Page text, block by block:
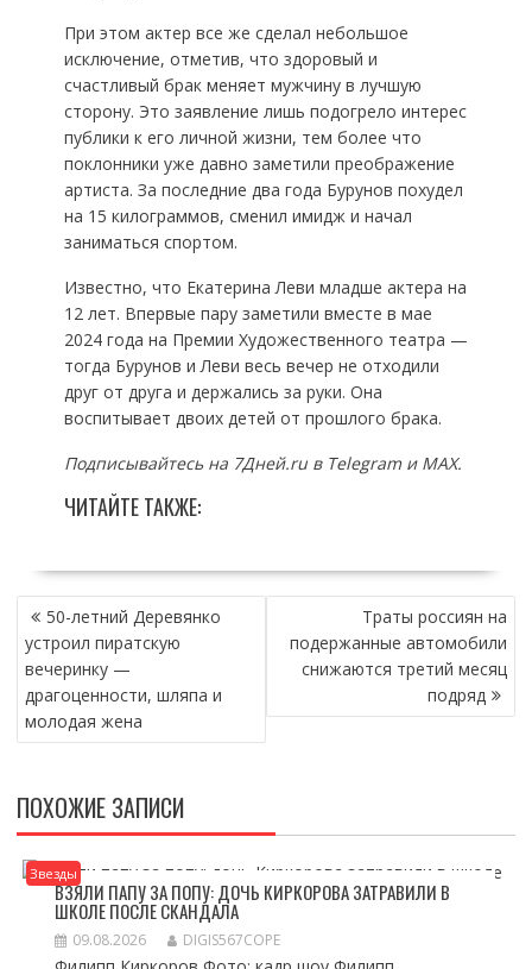
При этом актер все же сделал небольшое
исключение, отметив, что здоровый и
счастливый брак меняет мужчину в лучшую
сторону. Это заявление лишь подогрело интерес
публики к его личной жизни, тем более что
поклонники уже давно заметили преображение
артиста. За последние два года Бурунов похудел
на 15 килограммов, сменил имидж и начал
заниматься спортом.
Известно, что Екатерина Леви младше актера на
12 лет. Впервые пару заметили вместе в мае
2024 года на Премии Художественного театра —
тогда Бурунов и Леви весь вечер не отходили
друг от друга и держались за руки. Она
воспитывает двоих детей от прошлого брака.
Подписывайтесь на 7Дней.ru в Telegram и MAX.
ЧИТАЙТЕ ТАКЖЕ:
НАВИГАЦИЯ
ПО
ЗАПИСЯМ
50-летний Деревянко
устроил пиратскую
вечеринку —
драгоценности, шляпа и
молодая жена
Траты россиян на
подержанные автомобили
снижаются третий месяц
подряд
ПОХОЖИЕ ЗАПИСИ
Звезды
ВЗЯЛИ ПАПУ ЗА ПОПУ: ДОЧЬ КИРКОРОВА ЗАТРАВИЛИ В
ШКОЛЕ ПОСЛЕ СКАНДАЛА
09.08.2026 DIGIS567COPE